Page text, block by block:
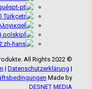
Türkçe
(
polski
All Rights
| Datenschutzerklärung |
Made by
DESNET MEDIA